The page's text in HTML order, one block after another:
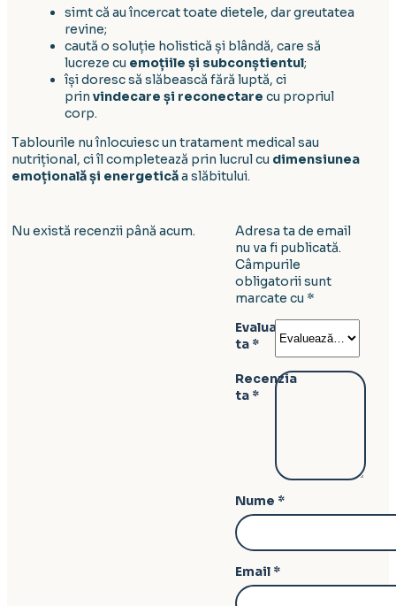
simt că au încercat toate dietele, dar greutatea
revine;
caută o soluție holistică și blândă, care să
lucreze cu emoțiile și subconștientul;
își doresc să slăbească fără luptă, ci
prin vindecare și reconectare cu propriul
corp.
Tablourile nu înlocuiesc un tratament medical sau
nutrițional, ci îl completează prin lucrul cu dimensiunea
emoțională și energeticăa slăbitului.
Nu există recenzii până acum.
Adresa ta de email
nu va fi publicată.
Câmpurile
obligatorii sunt
marcate cu *
Evaluarea
ta *
Recenzia
ta *
Nume *
Email *